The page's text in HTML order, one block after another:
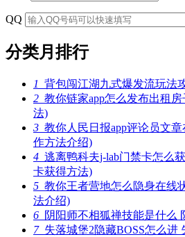
QQ
分类月排行
1 背包闯江湖九式爆发流玩法
2 教你链家app怎么发布出租
法)
3 教你人民日报app评论员文
作方法介绍)
4 逃离鸭科夫j-lab门禁卡怎么
卡获得方法)
5 教你王者营地怎么隐身在线
法介绍)
6 阴阳师不相狐禅技能是什么
7失落城堡2隐藏BOSS怎么进